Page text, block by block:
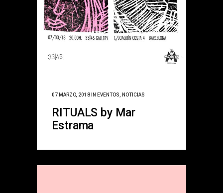
07 MARZO, 2018 IN EVENTOS, NOTICIAS
RITUALS by Mar
Estrama